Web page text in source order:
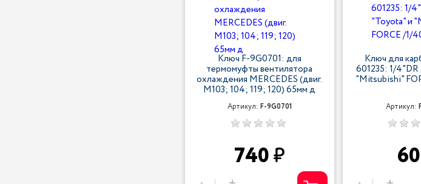
Ключ F-9G0701: для
термомуфты вентилятора
охлаждения MERCEDES (двиг.
M103; 104; 119; 120) 65мм д
Артикул: F-9G0701
740
Ключ для
601235: 1/
"Mitsubishi"
Артикул:
60